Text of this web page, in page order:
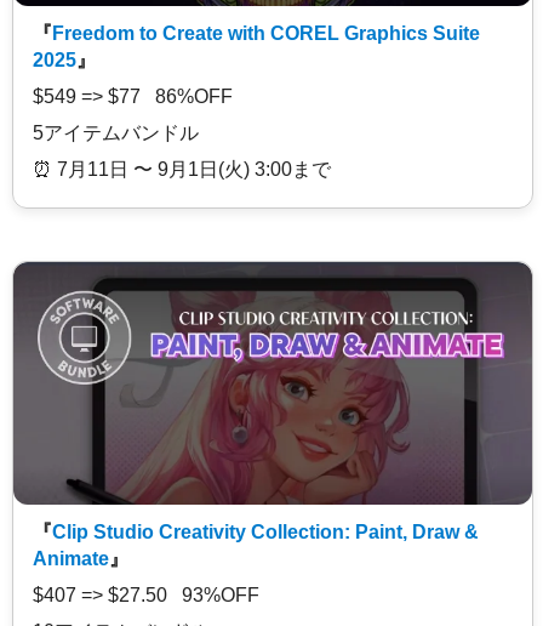
『 Freedom to Create with COREL Graphics Suite
2025 』
$549 => $77 86%OFF
5アイテムバンドル
⏰️ 7月11日 〜 9月1日(火) 3:00まで
『Clip Studio Creativity Collection: Paint, Draw &
Animate 』
$407 => $27.50 93%OFF